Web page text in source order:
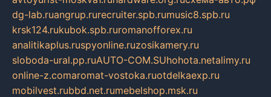
dg-lab.ruangrup.rurecruiter.spb.rumusic8.spb.ru
krsk124.rukubok.spb.ruromanofforex.ru
analitikaplus.ruspyonline.ruzosikamery.ru
sloboda-ural.pp.ruAUTO-COM.SUhohota.netalimy.ru
online-z.comaromat-vostoka.ruotdelkaexp.ru
mobilvest.rubbd.net.rumebelshop.msk.ru